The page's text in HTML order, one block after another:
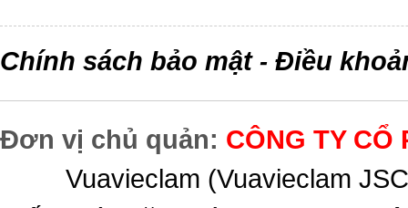
Chính sách bảo mật- Điều
Đơn vị chủ quản: CÔNG TY CỔ
Vuavieclam (Vuavieclam